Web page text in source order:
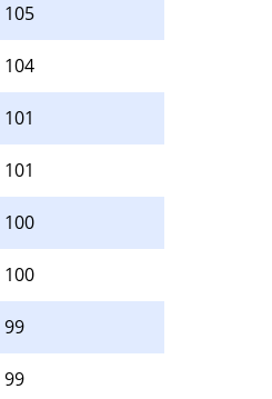
105
104
101
101
100
100
99
99